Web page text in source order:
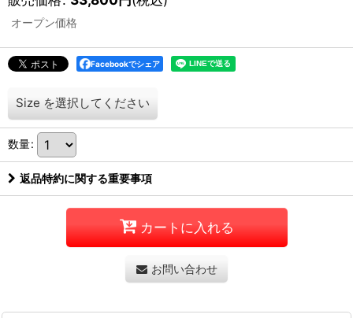
オープン価格
Facebookでシェア
Size を選択してください
数量:
返品特約に関する重要事項
カートに入れる
お問い合わせ